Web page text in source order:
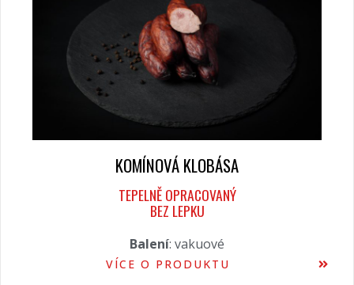
KOMÍNOVÁ KLOBÁSA
TEPELNĚ OPRACOVANÝ
BEZ LEPKU
Balení: vakuové
VÍCE O PRODUKTU